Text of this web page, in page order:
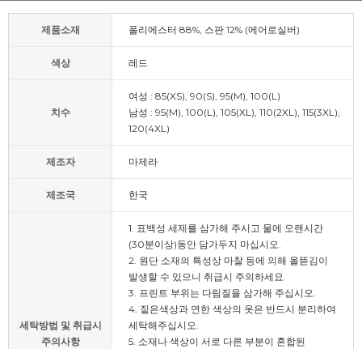
제품소재 폴리에스터 88%, 스판 12% (에어로실버)
색상 레드
치수
여성 : 85(XS), 90(S), 95(M), 100(L)
남성 : 95(M), 100(L), 105(XL), 110(2XL), 115(3XL),
120(4XL)
제조자 마제라
제조국 한국
세탁방법 및 취급시
주의사항
1. 표백성 세제를 삼가해 주시고 물에 오랜시간
(30분이상)동안 담가두지 마십시오.
2. 원단 소재의 특성상 마찰 등에 의해 올뜯김이
발생할 수 있으니 취급시 주의하세요.
3. 프린트 부위는 다림질을 삼가해 주십시오.
4. 짙은색상과 연한 색상의 옷은 반드시 분리하여
세탁해주십시오.
5. 소재나 색상이 서로 다른 부분이 혼합된